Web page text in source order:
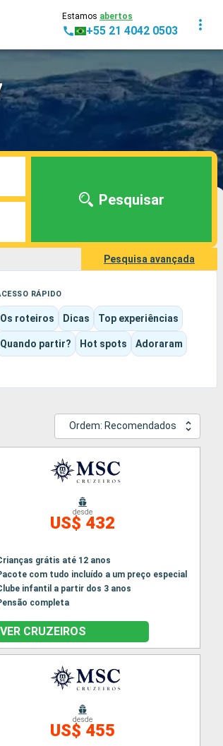
Estamos abertos
+55 21 4042 0503
Pesquisar
Pesquisa avançada
RÁPIDO
Os roteiros Dicas Top experiências
Quando partir? Hot spots Adoraram
Ordem: Recomendados
desde
US$ 432
grátis até 12 anos
com tudo incluído a um preço especial
infantil a partir dos 3 anos
completa
VER CRUZEIROS
desde
US$ 455